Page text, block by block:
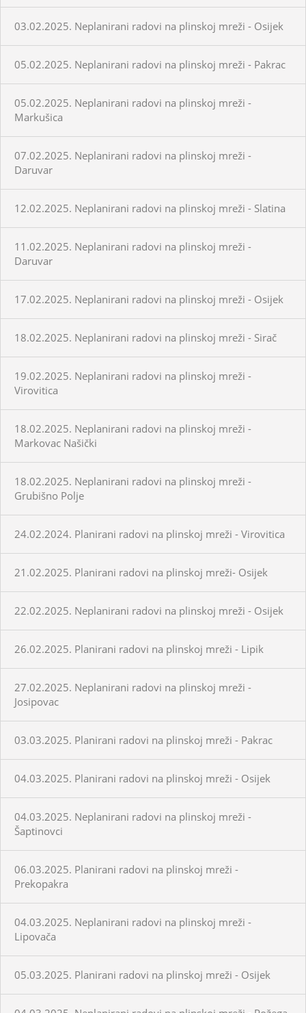
03.02.2025. Neplanirani radovi na plinskoj mreži - Osijek
05.02.2025. Neplanirani radovi na plinskoj mreži - Pakrac
05.02.2025. Neplanirani radovi na plinskoj mreži -
Markušica
07.02.2025. Neplanirani radovi na plinskoj mreži -
Daruvar
12.02.2025. Neplanirani radovi na plinskoj mreži - Slatina
11.02.2025. Neplanirani radovi na plinskoj mreži -
Daruvar
17.02.2025. Neplanirani radovi na plinskoj mreži - Osijek
18.02.2025. Neplanirani radovi na plinskoj mreži - Sirač
19.02.2025. Neplanirani radovi na plinskoj mreži -
Virovitica
18.02.2025. Neplanirani radovi na plinskoj mreži -
Markovac Našički
18.02.2025. Neplanirani radovi na plinskoj mreži -
Grubišno Polje
24.02.2024. Planirani radovi na plinskoj mreži - Virovitica
21.02.2025. Planirani radovi na plinskoj mreži- Osijek
22.02.2025. Neplanirani radovi na plinskoj mreži - Osijek
26.02.2025. Planirani radovi na plinskoj mreži - Lipik
27.02.2025. Neplanirani radovi na plinskoj mreži -
Josipovac
03.03.2025. Planirani radovi na plinskoj mreži - Pakrac
04.03.2025. Planirani radovi na plinskoj mreži - Osijek
04.03.2025. Neplanirani radovi na plinskoj mreži -
Šaptinovci
06.03.2025. Planirani radovi na plinskoj mreži -
Prekopakra
04.03.2025. Neplanirani radovi na plinskoj mreži -
Lipovača
05.03.2025. Planirani radovi na plinskoj mreži - Osijek